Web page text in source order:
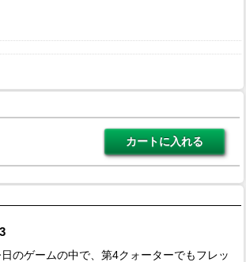
のゲームの中で、第4クォーターでもフレッ